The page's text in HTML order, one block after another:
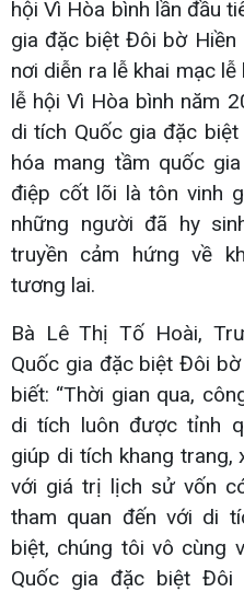
hội Vì Hòa bình lần đầu
gia đặc biệt Đôi bờ Hiền
nơi diễn ra lễ khai mạc
lễ hội Vì Hòa bình năm
di tích Quốc gia đặc
hóa mang tầm quốc
điệp cốt lõi là tôn vinh
những người đã hy
truyền cảm hứng về
tương lai.
Bà Lê Thị Tố Hoài,
Quốc gia đặc biệt Đôi
biết: “Thời gian qua,
di tích luôn được tỉnh
giúp di tích khang trang,
với giá trị lịch sử vốn
tham quan đến với di
biệt, chúng tôi vô cùng
Quốc gia đặc biệt Đôi